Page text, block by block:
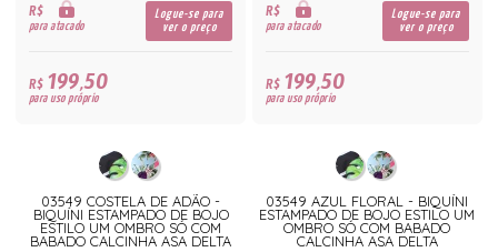
R$
para atacado
Logue-se para
ver o preço
R$199,50
para uso próprio
03549 COSTELA DE ADÃO -
BIQUÍNI ESTAMPADO DE BOJO
ESTILO UM OMBRO SÓ COM
BABADO CALCINHA ASA DELTA
R$
para atacado
Logue-se para
ver o preço
R$199,50
para uso próprio
03549 AZUL FLORAL - BIQUÍNI
ESTAMPADO DE BOJO ESTILO UM
OMBRO SÓ COM BABADO
CALCINHA ASA DELTA